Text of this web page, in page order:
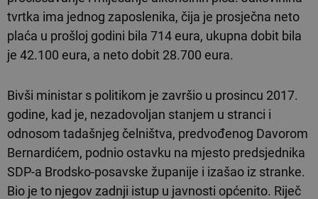
tvrtka ima jednog zaposlenika, čija je prosječna neto
plaća u prošloj godini bila 714 eura, ukupna dobit bila
je 42.100 eura, a neto dobit 28.700 eura.
Bivši ministar s politikom je završio u prosincu 2017.
godine, kad je, nezadovoljan stanjem u stranci i
odnosom tadašnjeg čelništva, predvođenog Davorom
Bernardićem, podnio ostavku na mjesto predsjednika
SDP-a Brodsko-posavske županije i izašao iz stranke.
Bio je to njegov zadnji istup u javnosti općenito. Riječ